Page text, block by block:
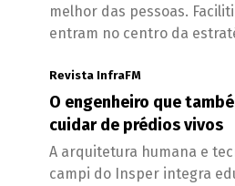
melhor das pessoas.
entram no centro da
Revista InfraFM
O engenheiro que
cuidar de prédios vivos
A arquitetura humana e
campi do Insper integra